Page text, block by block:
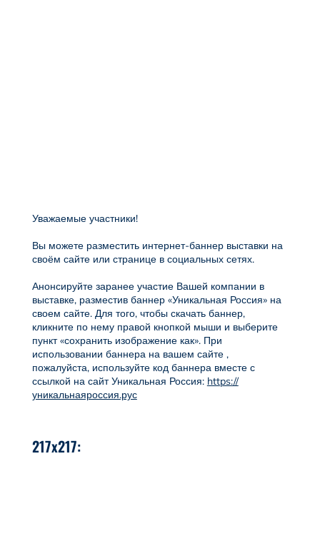
Уважаемые участники!
Вы можете разместить интернет-баннер выставки на
своём сайте или странице в социальных сетях.
Анонсируйте заранее участие Вашей компании в
выставке, разместив баннер «Уникальная Россия» на
своем сайте. Для того, чтобы скачать баннер,
кликните по нему правой кнопкой мыши и выберите
пункт «сохранить изображение как». При
использовании баннера на вашем сайте ,
пожалуйста, используйте код баннера вместе с
ссылкой на сайт Уникальная Россия: https://
уникальнаяроссия.рус
217x217: